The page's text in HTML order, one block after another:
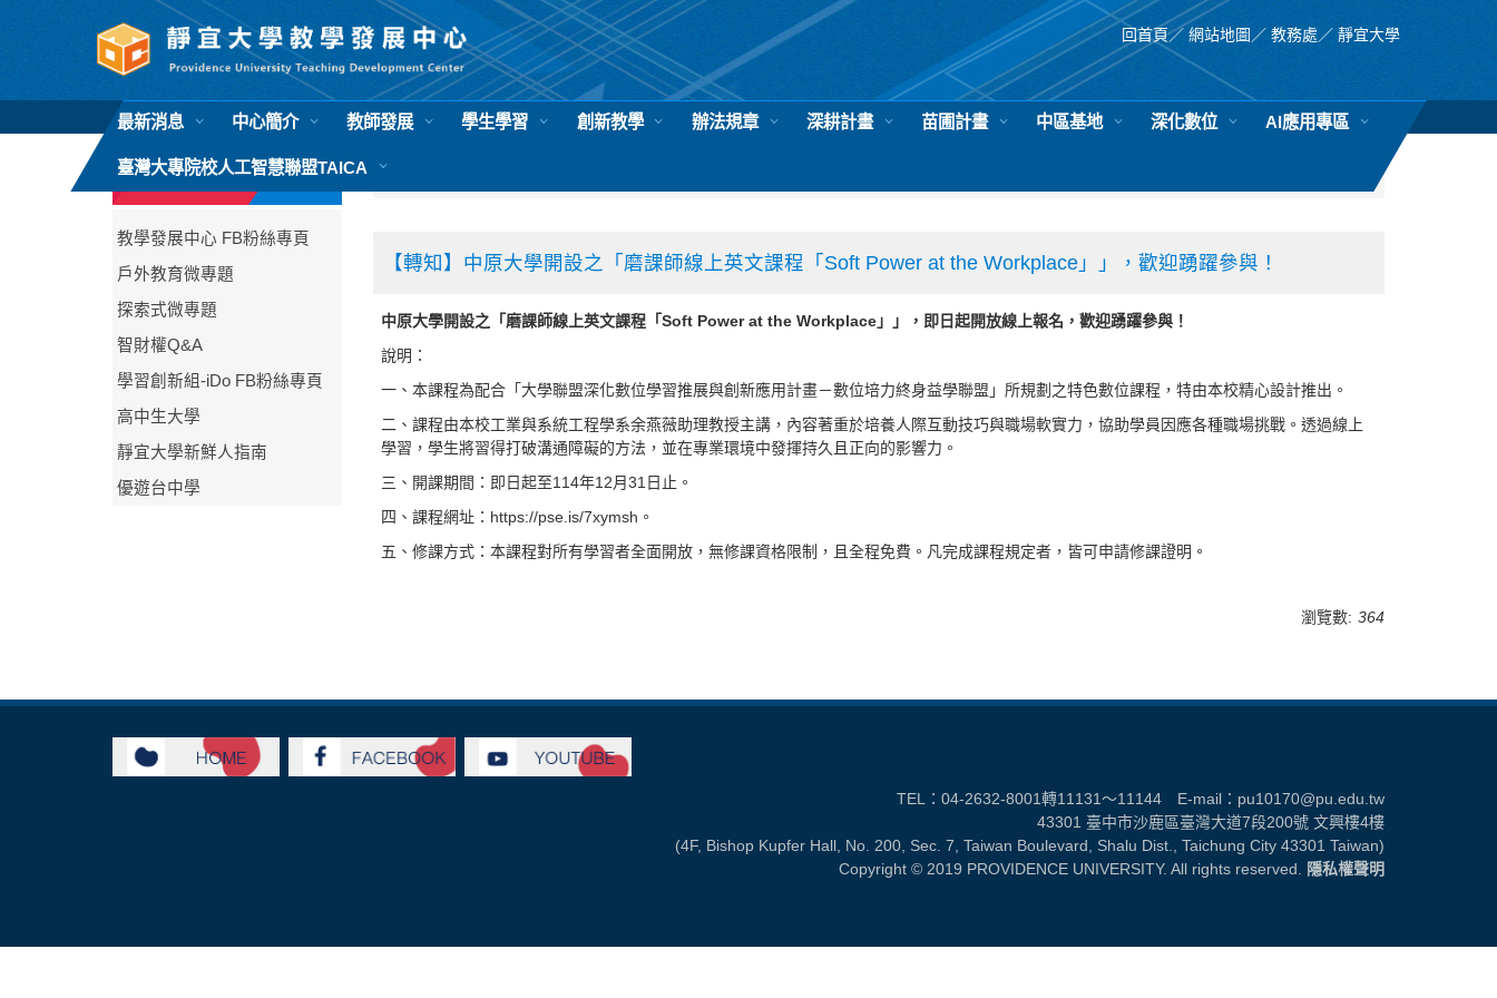
容
回首頁／ 網站地圖 ／ 教務處 ／ 靜宜大學
最新消息 中心簡介 教師發展 學生學習 創新教學 辦法規章 深耕計畫 苗圃計畫 中區基地 深化數位 AI應用專區
臺灣大專院校人工智慧聯盟TAICA
相關連結
教學發展中心 FB粉絲專頁
戶外教育微專題
探索式微專題
智財權Q&A
學習創新組-iDo FB粉絲專頁
高中生大學
靜宜大學新鮮人指南
優遊台中學
【轉知】中原大學開設之「磨課師線上英文課程「Soft Power at the Workplace」」，歡迎踴躍參與！
中原大學開設之「磨課師線上英文課程「Soft Power at the Workplace」
」，即日起開放線上報名，歡迎踴躍參與！
說明：
一、本課程為配合「大學聯盟深化數位學習推展與創新應用計畫－數位培力終身益學聯盟」所規劃之特色數位課程，特由本校精心設計推出。
二、課程由本校工業與系統工程學系余燕薇助理教授主講，內容著重於培養人際互動技巧與職場軟實力，協助學員因應各種職場挑戰。透過線上
學習，學生將習得打破溝通障礙的方法，並在專業環境中發揮持久且正向的影響力。
三、開課期間：即日起至114年12月31日止。
四、課程網址：https://pse.is/7xymsh。
五、修課方式：本課程對所有學習者全面開放，無修課資格限制，且全程免費。凡完成課程規定者，皆可申請修課證明。
瀏覽數: 364
TEL：04-2632-8001轉11131～11144 E-mail： pu10170@pu.edu.tw
43301 臺中市沙鹿區臺灣大道7段200號 文興樓4樓
(4F, Bishop Kupfer Hall, No. 200, Sec. 7, Taiwan Boulevard, Shalu Dist., Taichung City 43301 Taiwan)
Copyright © 2019 PROVIDENCE UNIVERSITY. All rights reserved. 隱私權聲明